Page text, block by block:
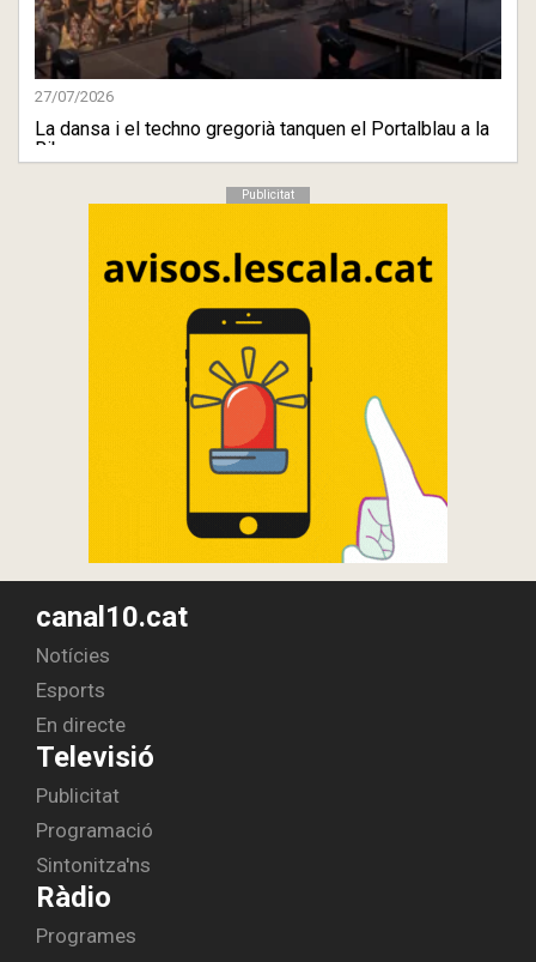
27/07/2026
La dansa i el techno gregorià tanquen el Portalblau a la
Riba
Publicitat
canal10.cat
Notícies
Esports
En directe
Televisió
Publicitat
Programació
Sintonitza'ns
Ràdio
Programes